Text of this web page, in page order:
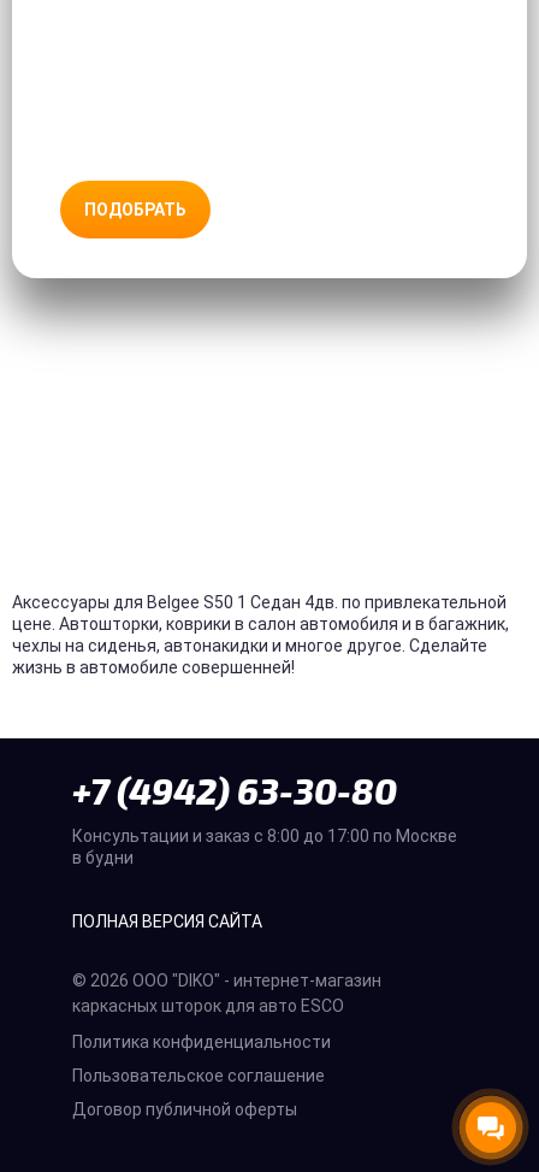
ПОДОБРАТЬ
Аксессуары для Belgee S50 1 Седан 4дв. по привлекательной
цене. Автошторки, коврики в салон автомобиля и в багажник,
чехлы на сиденья, автонакидки и многое другое. Сделайте
жизнь в автомобиле совершенней!
+7 (4942) 63-30-80
Консультации и заказ с 8:00 до 17:00 по Москве
в будни
ПОЛНАЯ ВЕРСИЯ САЙТА
© 2026 ООО "DIKO" - интернет-магазин
каркасных шторок для авто ESCO
Политика конфиденциальности
Пользовательское соглашение
Договор публичной оферты